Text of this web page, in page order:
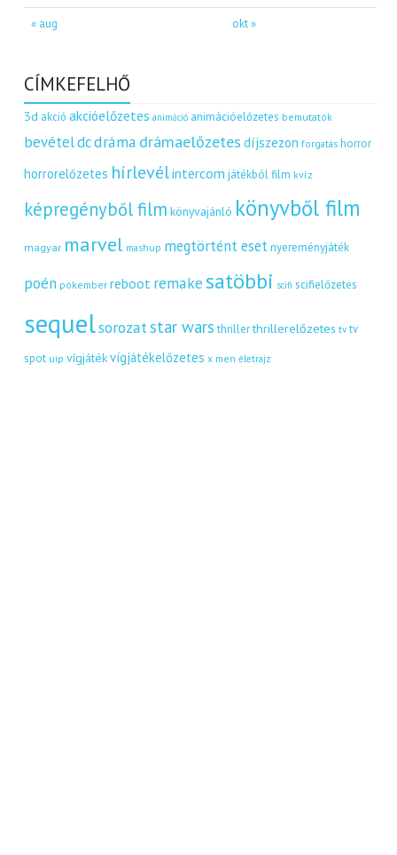
« aug okt »
CÍMKEFELHŐ
3d akció akcióelőzetes animáció animációelőzetes bemutatók
bevételdcdráma drámaelőzetes díjszezon forgatás horror
horrorelőzetes hírlevélintercom játékból film kvíz
képregényből film könyvajánló könyvből film
magyar marvel mashup megtörtént eset nyereményjáték
poén pókember reboot remakesatöbbi scifi scifielőzetes
sequelsorozatstar wars thriller thrillerelőzetes tv tv
spot uip vígjátékvígjátékelőzetes x men életrajz